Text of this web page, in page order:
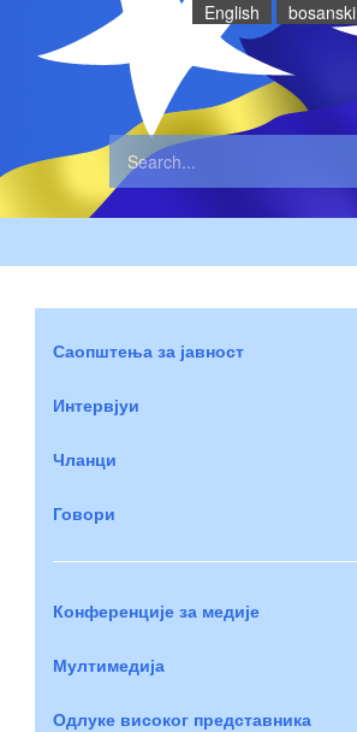
English bosanski
Саопштења за јавност
Интервјуи
Чланци
Говори
Конференције за медије
Мултимедија
Одлуке високог представника